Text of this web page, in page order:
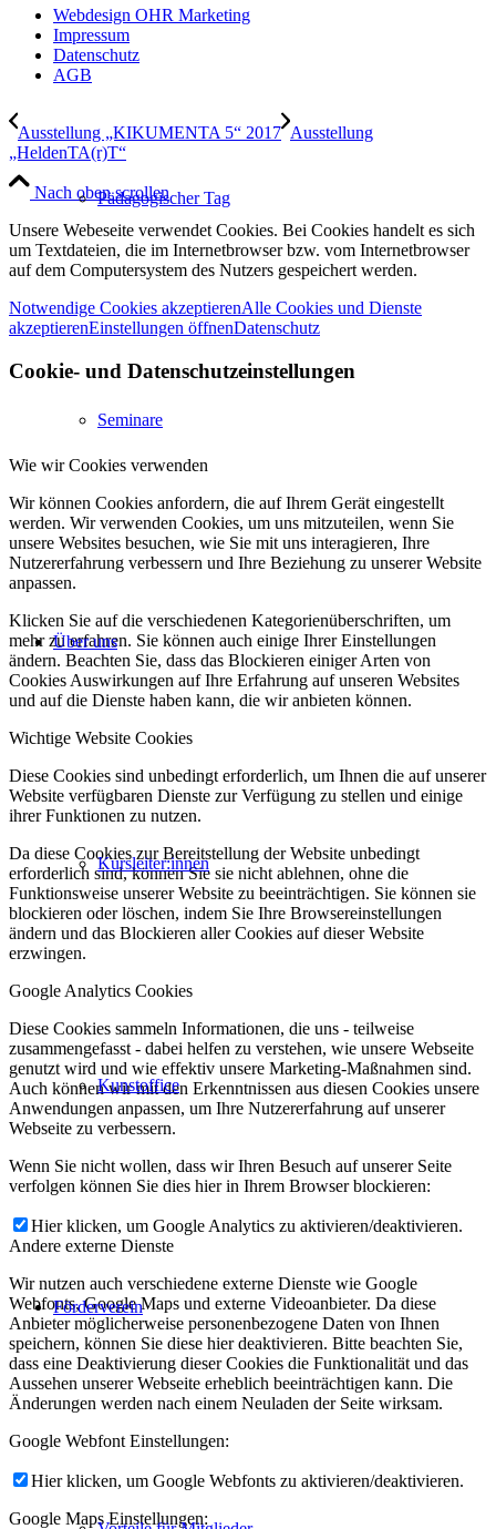
Pädagogischer Tag
Seminare
Über uns
Kursleiter:innen
Kunstoffice
Förderverein
Webdesign OHR Marketing
Impressum
Datenschutz
AGB
Ausstellung „KIKUMENTA 5“ 2017 Ausstellung
„HeldenTA(r)T“
Nach oben scrollen
Unsere Webeseite verwendet Cookies. Bei Cookies handelt es sich
um Textdateien, die im Internetbrowser bzw. vom Internetbrowser
auf dem Computersystem des Nutzers gespeichert werden.
Notwendige Cookies akzeptierenAlle Cookies und Dienste
akzeptierenEinstellungen öffnenDatenschutz
Cookie- und Datenschutzeinstellungen
Wie wir Cookies verwenden
Wir können Cookies anfordern, die auf Ihrem Gerät eingestellt
werden. Wir verwenden Cookies, um uns mitzuteilen, wenn Sie
unsere Websites besuchen, wie Sie mit uns interagieren, Ihre
Nutzererfahrung verbessern und Ihre Beziehung zu unserer Website
anpassen.
Klicken Sie auf die verschiedenen Kategorienüberschriften, um
mehr zu erfahren. Sie können auch einige Ihrer Einstellungen
ändern. Beachten Sie, dass das Blockieren einiger Arten von
Cookies Auswirkungen auf Ihre Erfahrung auf unseren Websites
und auf die Dienste haben kann, die wir anbieten können.
Wichtige Website Cookies
Diese Cookies sind unbedingt erforderlich, um Ihnen die auf unserer
Website verfügbaren Dienste zur Verfügung zu stellen und einige
ihrer Funktionen zu nutzen.
Da diese Cookies zur Bereitstellung der Website unbedingt
erforderlich sind, können Sie sie nicht ablehnen, ohne die
Funktionsweise unserer Website zu beeinträchtigen. Sie können sie
blockieren oder löschen, indem Sie Ihre Browsereinstellungen
ändern und das Blockieren aller Cookies auf dieser Website
erzwingen.
Google Analytics Cookies
Diese Cookies sammeln Informationen, die uns - teilweise
zusammengefasst - dabei helfen zu verstehen, wie unsere Webseite
genutzt wird und wie effektiv unsere Marketing-Maßnahmen sind.
Auch können wir mit den Erkenntnissen aus diesen Cookies unsere
Anwendungen anpassen, um Ihre Nutzererfahrung auf unserer
Webseite zu verbessern.
Wenn Sie nicht wollen, dass wir Ihren Besuch auf unserer Seite
verfolgen können Sie dies hier in Ihrem Browser blockieren:
Hier klicken, um Google Analytics zu aktivieren/deaktivieren.
Andere externe Dienste
Wir nutzen auch verschiedene externe Dienste wie Google
Webfonts, Google Maps und externe Videoanbieter. Da diese
Anbieter möglicherweise personenbezogene Daten von Ihnen
speichern, können Sie diese hier deaktivieren. Bitte beachten Sie,
dass eine Deaktivierung dieser Cookies die Funktionalität und das
Aussehen unserer Webseite erheblich beeinträchtigen kann. Die
Änderungen werden nach einem Neuladen der Seite wirksam.
Google Webfont Einstellungen:
Hier klicken, um Google Webfonts zu aktivieren/deaktivieren.
Google Maps Einstellungen: